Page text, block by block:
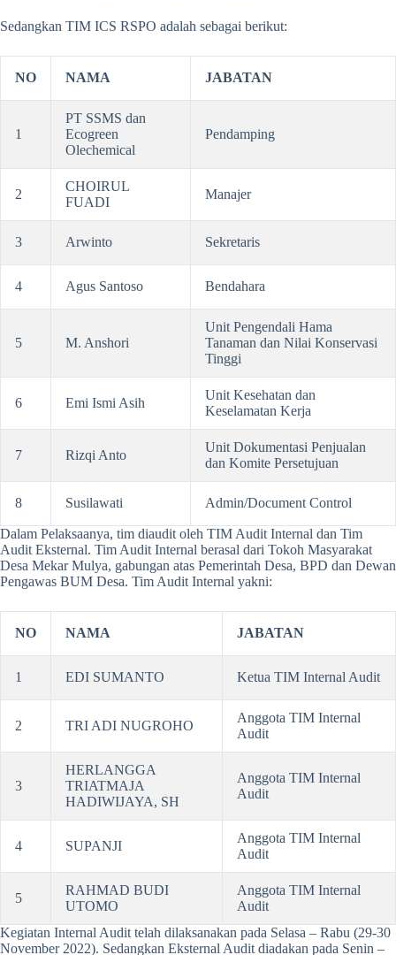
Sedangkan TIM ICS RSPO adalah sebagai berikut:
NO NAMA JABATAN
1
PT SSMS dan
Ecogreen
Olechemical
Pendamping
2
CHOIRUL
FUADI
Manajer
3 Arwinto Sekretaris
4 Agus Santoso Bendahara
5 M. Anshori
Unit Pengendali Hama
Tanaman dan Nilai Konservasi
Tinggi
6 Emi Ismi Asih
Unit Kesehatan dan
Keselamatan Kerja
7 Rizqi Anto
Unit Dokumentasi Penjualan
dan Komite Persetujuan
8 Susilawati Admin/Document Control
Dalam Pelaksaanya, tim diaudit oleh TIM Audit Internal dan Tim
Audit Eksternal. Tim Audit Internal berasal dari Tokoh Masyarakat
Desa Mekar Mulya, gabungan atas Pemerintah Desa, BPD dan Dewan
Pengawas BUM Desa. Tim Audit Internal yakni:
NO NAMA JABATAN
1 EDI SUMANTO Ketua TIM Internal Audit
2 TRI ADI NUGROHO
Anggota TIM Internal
Audit
3
HERLANGGA
TRIATMAJA
HADIWIJAYA, SH
Anggota TIM Internal
Audit
4 SUPANJI
Anggota TIM Internal
Audit
5
RAHMAD BUDI
UTOMO
Anggota TIM Internal
Audit
Kegiatan Internal Audit telah dilaksanakan pada Selasa – Rabu (29-30
November 2022). Sedangkan Eksternal Audit diadakan pada Senin –